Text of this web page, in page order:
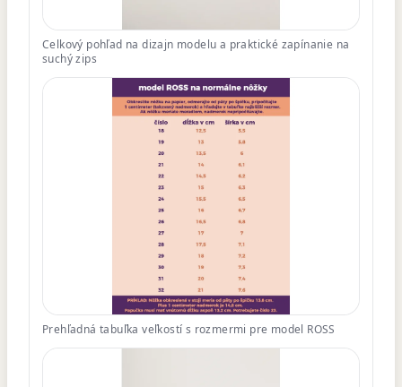
Celkový pohľad na dizajn modelu a praktické zapínanie na
suchý zips
Prehľadná tabuľka veľkostí s rozmermi pre model ROSS